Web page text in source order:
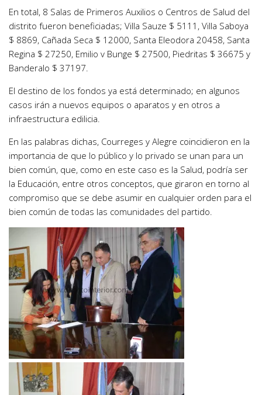
En total, 8 Salas de Primeros Auxilios o Centros de Salud del
distrito fueron beneficiadas; Villa Sauze $ 5111, Villa Saboya
$ 8869, Cañada Seca $ 12000, Santa Eleodora 20458, Santa
Regina $ 27250, Emilio v Bunge $ 27500, Piedritas $ 36675 y
Banderalo $ 37197.
El destino de los fondos ya está determinado; en algunos
casos irán a nuevos equipos o aparatos y en otros a
infraestructura edilicia.
En las palabras dichas, Courreges y Alegre coincidieron en la
importancia de que lo público y lo privado se unan para un
bien común, que, como en este caso es la Salud, podría ser
la Educación, entre otros conceptos, que giraron en torno al
compromiso que se debe asumir en cualquier orden para el
bien común de todas las comunidades del partido.